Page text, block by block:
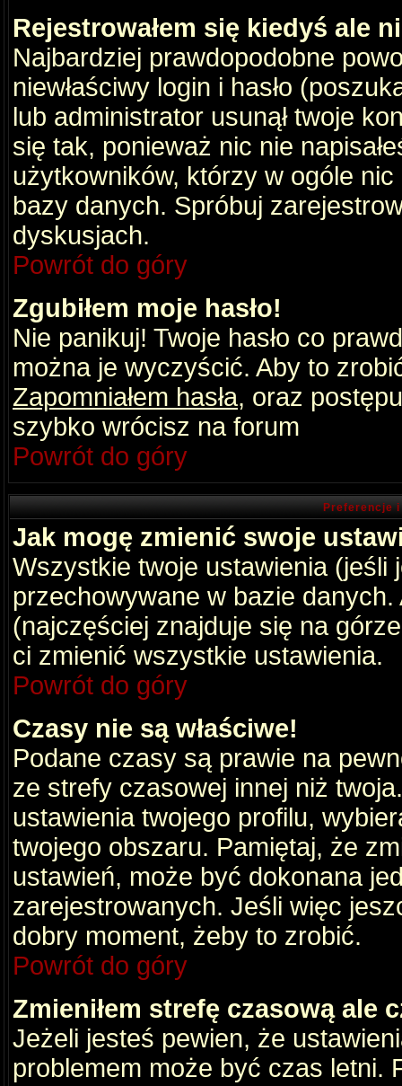
Rejestrowałem się kiedyś ale
Najbardziej prawdopodobne
niewłaściwy login i hasło
lub administrator usunął twoje
się tak, ponieważ nic nie
użytkowników, którzy w ogóle
bazy danych. Spróbuj
dyskusjach.
Powrót do góry
Zgubiłem moje hasło!
Nie panikuj! Twoje hasło co
można je wyczyścić. Aby to
Zapomniałem hasła, oraz
szybko wrócisz na forum
Powrót do góry
Preferencje
Jak mogę zmienić swoje
Wszystkie twoje ustawienia (jeśli
przechowywane w bazie
(najczęściej znajduje się na
ci zmienić wszystkie ustawienia.
Powrót do góry
Czasy nie są właściwe!
Podane czasy są prawie na
ze strefy czasowej innej niż
ustawienia twojego profilu,
twojego obszaru. Pamiętaj, że
ustawień, może być dokonana
zarejestrowanych. Jeśli więc
dobry moment, żeby to zrobić.
Powrót do góry
Zmieniłem strefę czasową ale
Jeżeli jesteś pewien, że
problemem może być czas letni.